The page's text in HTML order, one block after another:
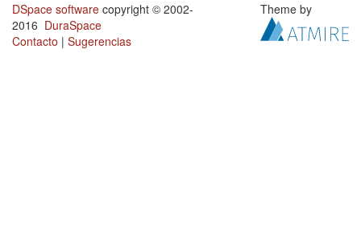
DSpace software copyright © 2002-
2016 DuraSpace
Contacto | Sugerencias
Theme by